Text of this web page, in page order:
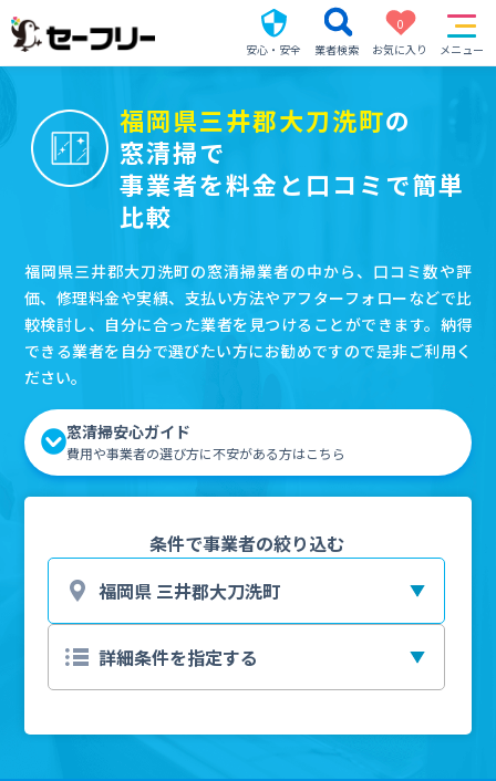
安心・安全 業者検索
0
お気に入り
メニュー
福岡県三井郡大刀洗町の
窓清掃で
事業者を料金と口コミで簡単
比較
福岡県三井郡大刀洗町の窓清掃業者の中から、口コミ数や評
価、修理料金や実績、支払い方法やアフターフォローなどで比
較検討し、自分に合った業者を見つけることができます。納得
できる業者を自分で選びたい方にお勧めですので是非ご利用く
ださい。
窓清掃安心ガイド
費用や事業者の選び方に不安がある方はこちら
条件で事業者の絞り込む